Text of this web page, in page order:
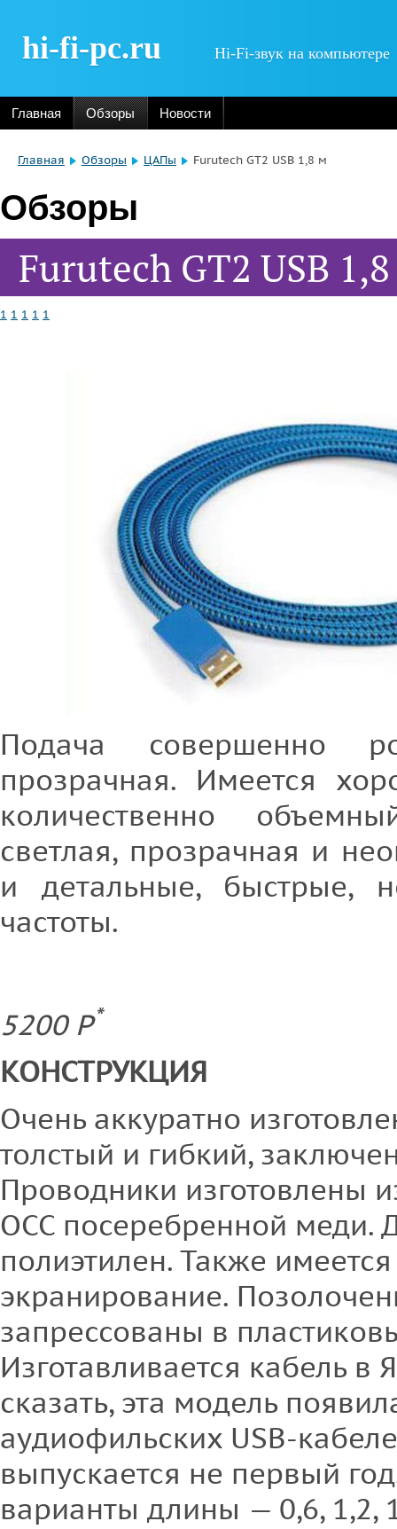
hi-fi-pc.ru Hi-Fi-звук на компьютере
Главная Обзоры Новости
Главная Обзоры ЦАПы Furutech GT2 USB 1,8 м
Обзоры
Furutech GT2 USB
1 1 1 1 1
Подача совершенно
прозрачная. Имеется
количественно
светлая, прозрачная и
и детальные, быстрые,
частоты.
5200 P*
КОНСТРУКЦИЯ
Очень аккуратно
толстый и гибкий,
Проводники изготовлены
ОСС посеребренной меди.
полиэтилен. Также
экранирование.
запрессованы в
Изготавливается кабель в
сказать, эта модель
аудиофильских USB-
выпускается не первый
варианты длины — 0,6, 1,2,